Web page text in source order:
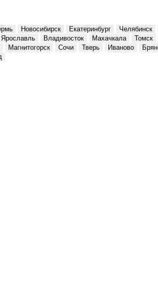
Новосибирск Екатеринбург Челябинск
Ярославль Владивосток Махачкала Томск
Магнитогорск Сочи Тверь Иваново